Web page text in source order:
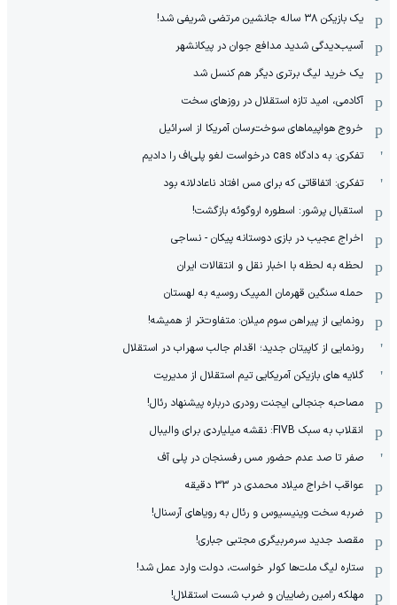
یک بازیکن ۳۸ ساله جانشین مرتضی شریفی شد!
آسیب‌دیدگی شدید مدافع جوان در پیکانشهر
یک خرید لیگ برتری دیگر هم کنسل شد
آکادمی، امید تازه استقلال در روزهای سخت
خروج هواپیماهای سوخت‌رسان آمریکا از اسرائیل
تفکری: به دادگاه cas درخواست لغو پلی‌اف را دادیم
تفکری: اتفاقاتی که برای مس افتاد ناعادلانه بود
استقبال پرشور: اسطوره اروگوئه بازگشت!
اخراج عجیب در بازی دوستانه پیکان - نساجی
لحظه به لحظه با اخبار نقل و انتقالات ایران
حمله سنگین قهرمان المپیک روسیه به لهستان
رونمایی از پیراهن سوم میلان: متفاوت‌تر از همیشه!
رونمایی از کاپیتان جدید؛ اقدام جالب سهراب در استقلال
گلایه های بازیکن آمریکایی تیم استقلال از مدیریت
مصاحبه جنجالی ایجنت رودری درباره پیشنهاد رئال!
انقلاب به سبک FIVB: نقشه میلیاردی برای والیبال
صفر تا صد عدم حضور مس رفسنجان در پلی آف
عواقب اخراج میلاد محمدی در 33 دقیقه
ضربه سخت وینیسیوس و رئال به رویاهای آرسنال!
مقصد جدید سرمربیگری مجتبی جباری!
ستاره لیگ ملت‌ها کولر خواست، دولت وارد عمل شد!
مهلکه رامین رضاییان و ضرب شست استقلال!